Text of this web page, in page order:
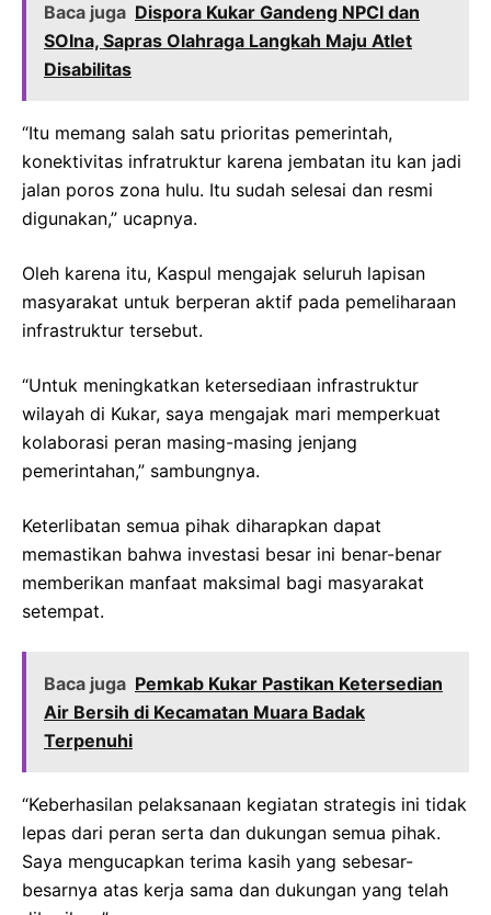
Baca juga Dispora Kukar Gandeng NPCI dan
SOIna, Sapras Olahraga Langkah Maju Atlet
Disabilitas
“Itu memang salah satu prioritas pemerintah,
konektivitas infratruktur karena jembatan itu kan jadi
jalan poros zona hulu. Itu sudah selesai dan resmi
digunakan,” ucapnya.
Oleh karena itu, Kaspul mengajak seluruh lapisan
masyarakat untuk berperan aktif pada pemeliharaan
infrastruktur tersebut.
“Untuk meningkatkan ketersediaan infrastruktur
wilayah di Kukar, saya mengajak mari memperkuat
kolaborasi peran masing-masing jenjang
pemerintahan,” sambungnya.
Keterlibatan semua pihak diharapkan dapat
memastikan bahwa investasi besar ini benar-benar
memberikan manfaat maksimal bagi masyarakat
setempat.
Baca juga Pemkab Kukar Pastikan Ketersedian
Air Bersih di Kecamatan Muara Badak
Terpenuhi
“Keberhasilan pelaksanaan kegiatan strategis ini tidak
lepas dari peran serta dan dukungan semua pihak.
Saya mengucapkan terima kasih yang sebesar-
besarnya atas kerja sama dan dukungan yang telah